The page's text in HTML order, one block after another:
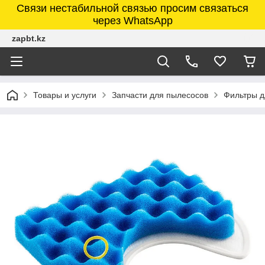
Связи нестабильной связью просим связаться
через WhatsApp
zapbt.kz
Товары и услуги Запчасти для пылесосов Фильтры